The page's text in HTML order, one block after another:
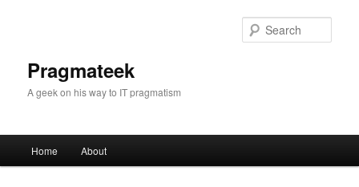
Pragmateek
A geek on his way to IT pragmatism
Skip
Home About